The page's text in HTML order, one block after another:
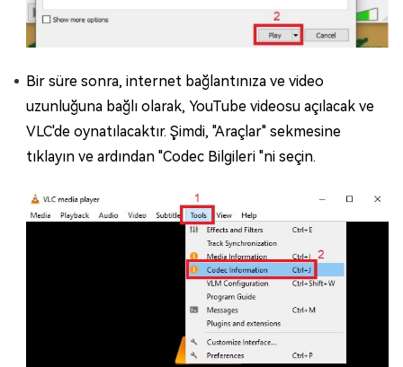
Bir süre sonra, internet bağlantınıza ve video
uzunluğuna bağlı olarak, YouTube videosu açılacak ve
VLC'de oynatılacaktır. Şimdi, "Araçlar" sekmesine
tıklayın ve ardından "Codec Bilgileri "ni seçin.